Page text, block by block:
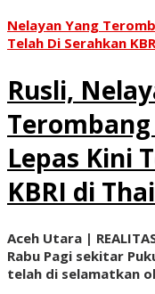
Nelayan Yang
Telah Di Serahkan
Rusli,
Lepas Kini
KBRI di
Aceh Utara |
Rabu Pagi sekitar
telah di selamatkan